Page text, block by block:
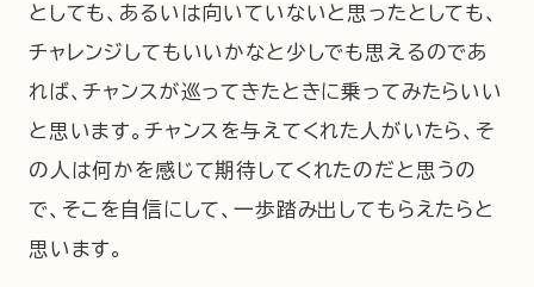
としても、あるいは向いていないと思ったとしても、
チャレンジしてもいいかなと少しでも思えるのであ
れば、チャンスが巡ってきたときに乗ってみたらいい
と思います。チャンスを与えてくれた人がいたら、そ
の人は何かを感じて期待してくれたのだと思うの
で、そこを自信にして、一歩踏み出してもらえたらと
思います。